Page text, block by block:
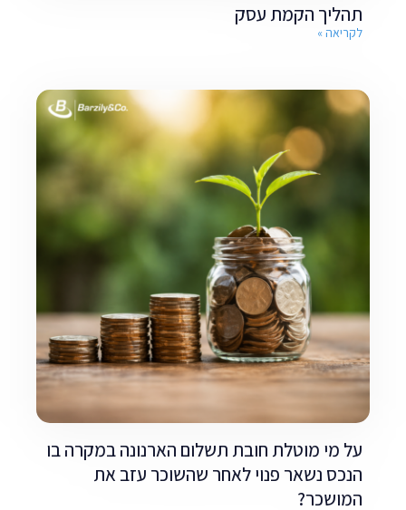
תהליך הקמת עסק
לקריאה »
על מי מוטלת חובת תשלום הארנונה במקרה בו
הנכס נשאר פנוי לאחר שהשוכר עזב את
המושכר?